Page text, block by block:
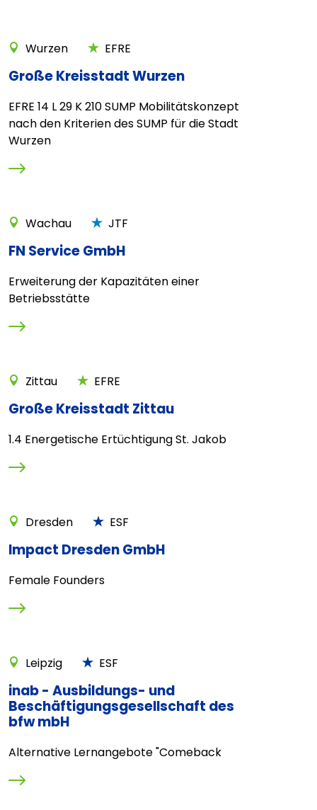
Wurzen EFRE
Große Kreisstadt Wurzen
EFRE 14 L 29 K 210 SUMP Mobilitätskonzept
nach den Kriterien des SUMP für die Stadt
Wurzen
Wachau JTF
FN Service GmbH
Erweiterung der Kapazitäten einer
Betriebsstätte
Zittau EFRE
Große Kreisstadt Zittau
1.4 Energetische Ertüchtigung St. Jakob
Dresden ESF
Impact Dresden GmbH
Female Founders
Leipzig ESF
inab - Ausbildungs- und
Beschäftigungsgesellschaft des
bfw mbH
Alternative Lernangebote "Comeback